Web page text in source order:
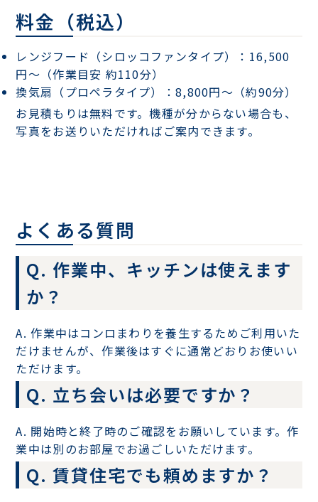
料金（税込）
レンジフード（シロッコファンタイプ）：16,500
円〜（作業目安 約110分）
換気扇（プロペラタイプ）：8,800円〜（約90分）
お見積もりは無料です。機種が分からない場合も、
写真をお送りいただければご案内できます。
よくある質問
Q. 作業中、キッチンは使えます
か？
A. 作業中はコンロまわりを養生するためご利用いた
だけませんが、作業後はすぐに通常どおりお使いい
ただけます。
Q. 立ち会いは必要ですか？
A. 開始時と終了時のご確認をお願いしています。作
業中は別のお部屋でお過ごしいただけます。
Q. 賃貸住宅でも頼めますか？